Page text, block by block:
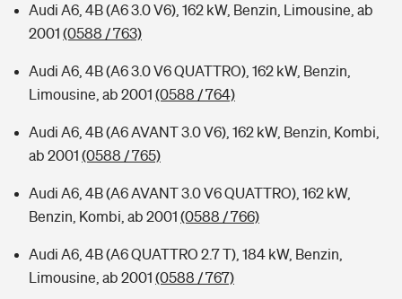
Audi A6, 4B (A6 3.0 V6), 162 kW, Benzin, Limousine, ab
2001 (0588 / 763)
Audi A6, 4B (A6 3.0 V6 QUATTRO), 162 kW, Benzin,
Limousine, ab 2001 (0588 / 764)
Audi A6, 4B (A6 AVANT 3.0 V6), 162 kW, Benzin, Kombi,
ab 2001 (0588 / 765)
Audi A6, 4B (A6 AVANT 3.0 V6 QUATTRO), 162 kW,
Benzin, Kombi, ab 2001 (0588 / 766)
Audi A6, 4B (A6 QUATTRO 2.7 T), 184 kW, Benzin,
Limousine, ab 2001 (0588 / 767)